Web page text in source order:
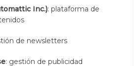
Inc.): plataforma de
de newsletters
: gestión de publicidad